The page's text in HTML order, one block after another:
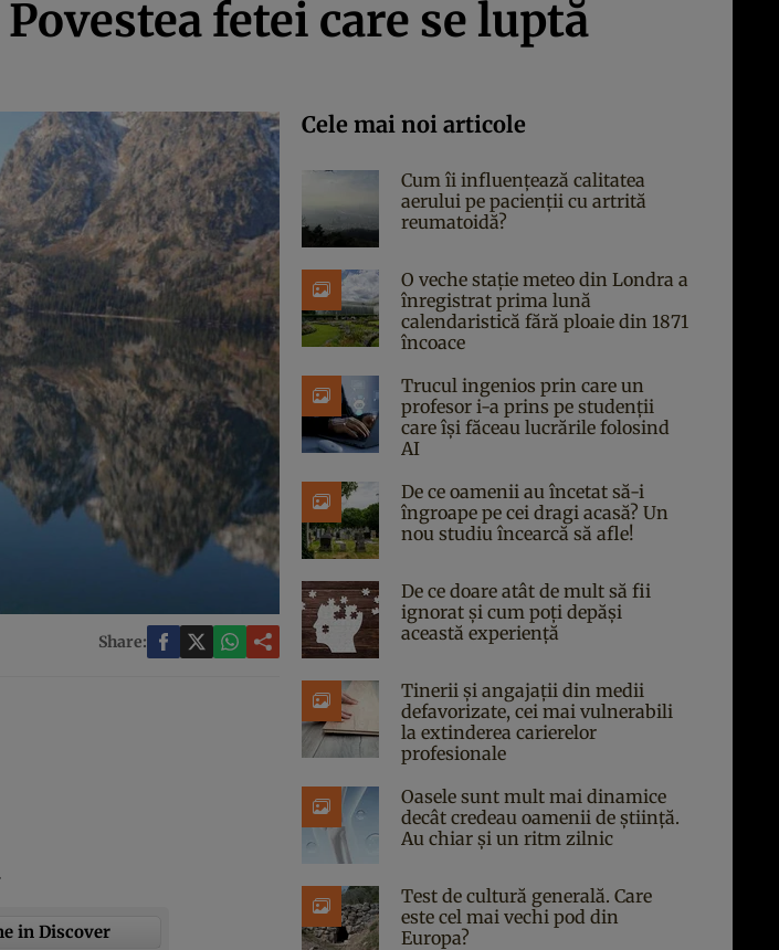
fetei care se luptă
Share:
in Discover
Cele mai noi articole
Cum îi influențează calitatea
aerului pe pacienții cu artrită
reumatoidă?
O veche stație meteo din Londra a
înregistrat prima lună
calendaristică fără ploaie din 1871
încoace
Trucul ingenios prin care un
profesor i-a prins pe studenții
care își făceau lucrările folosind
AI
De ce oamenii au încetat să-i
îngroape pe cei dragi acasă? Un
nou studiu încearcă să afle!
De ce doare atât de mult să fii
ignorat și cum poți depăși
această experiență
Tinerii și angajații din medii
defavorizate, cei mai vulnerabili
la extinderea carierelor
profesionale
Oasele sunt mult mai dinamice
decât credeau oamenii de știință.
Au chiar și un ritm zilnic
Test de cultură generală. Care
este cel mai vechi pod din
Europa?